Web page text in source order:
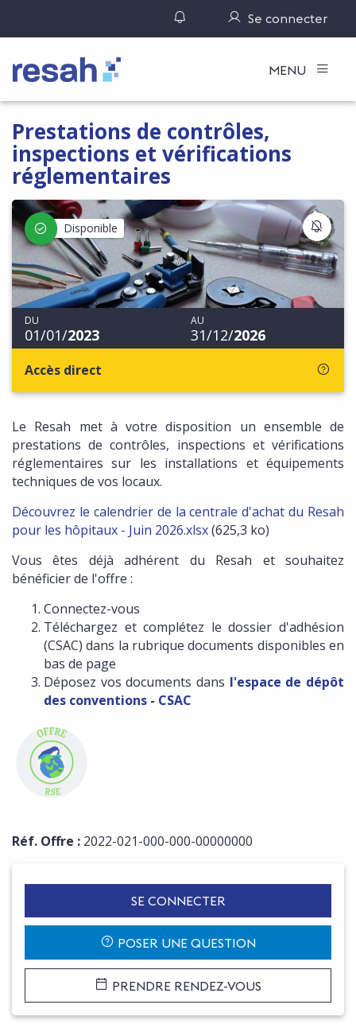
Gérer ses notifications
Se connecter
Logo Resah MENU
Prestations de contrôles,
inspections et vérifications
réglementaires
Disponible
DU
01/01/2023
AU
31/12/2026
Accès direct
Le Resah met à votre disposition un ensemble de
prestations de contrôles, inspections et vérifications
réglementaires sur les installations et équipements
techniques de vos locaux.
Découvrez le calendrier de la centrale d'achat du Resah
pour les hôpitaux - Juin 2026.xlsx(625,3 ko)
Vous êtes déjà adhérent du Resah et souhaitez
bénéficier de l'offre :
Connectez-vous
Téléchargez et complétez le dossier d'adhésion
(CSAC) dans la rubrique documents disponibles en
bas de page
Déposez vos documents dans l'espace de dépôt
des conventions - CSAC
Réf. Offre : 2022-021-000-000-00000000
SE CONNECTER
POSER UNE QUESTION
PRENDRE RENDEZ-VOUS